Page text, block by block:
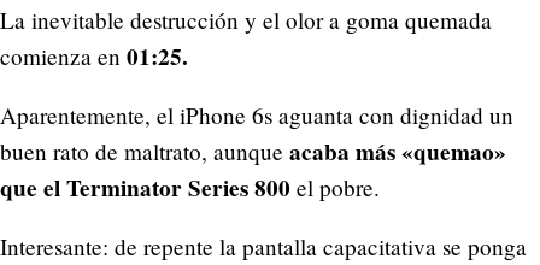
La inevitable destrucción y el olor a goma quemada
comienza en 01:25.
Aparentemente, el iPhone 6s aguanta con dignidad un
buen rato de maltrato, aunque acaba más «quemao»
que el Terminator Series 800 el pobre.
Interesante: de repente la pantalla capacitativa se ponga